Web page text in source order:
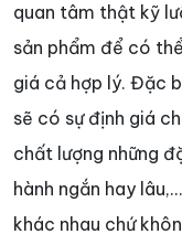
quan tâm thật kỹ
sản phẩm để có
giá cả hợp lý. Đặc
sẽ có sự định giá
chất lượng những
hành ngắn hay
khác nhau chứ